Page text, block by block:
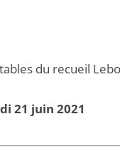
du recueil
21 juin 2021